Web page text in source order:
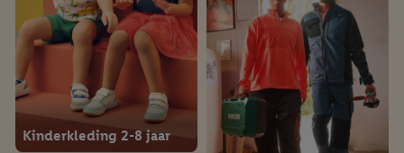
Kinderkleding 2-8 jaar